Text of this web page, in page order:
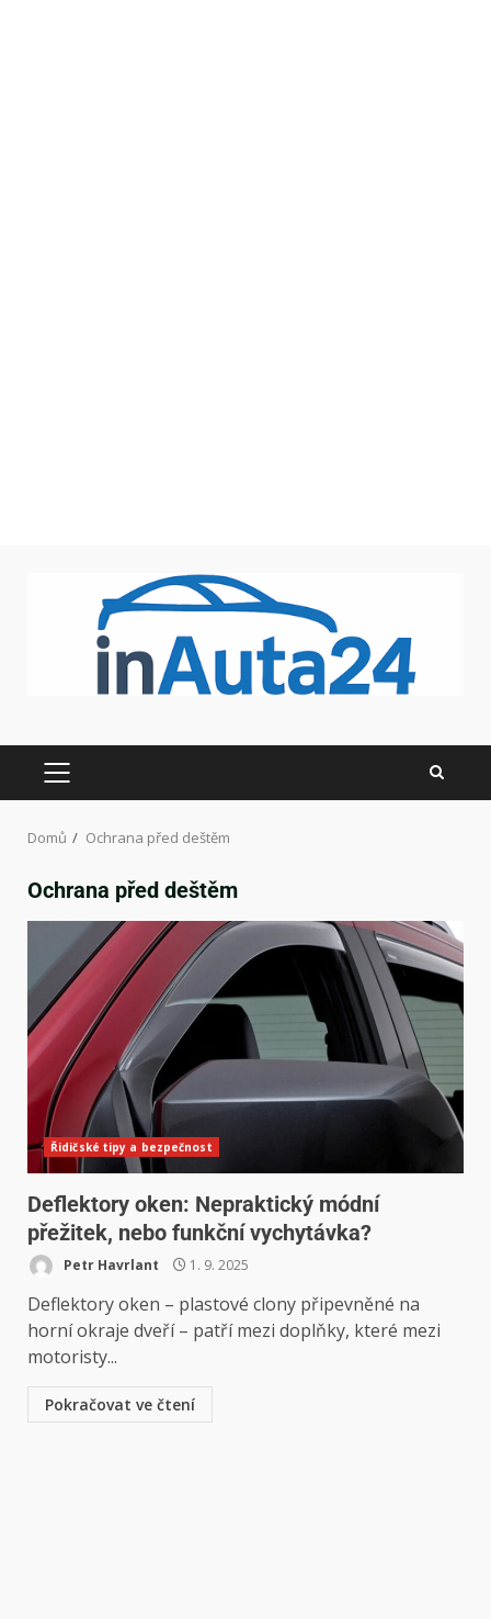
Domů Ochrana před deštěm
Ochrana před deštěm
Řidičské tipy a bezpečnost
Deflektory oken: Nepraktický módní
přežitek, nebo funkční vychytávka?
Petr Havrlant 1. 9. 2025
Deflektory oken – plastové clony připevněné na
horní okraje dveří – patří mezi doplňky, které mezi
motoristy...
Pokračovat ve čtení